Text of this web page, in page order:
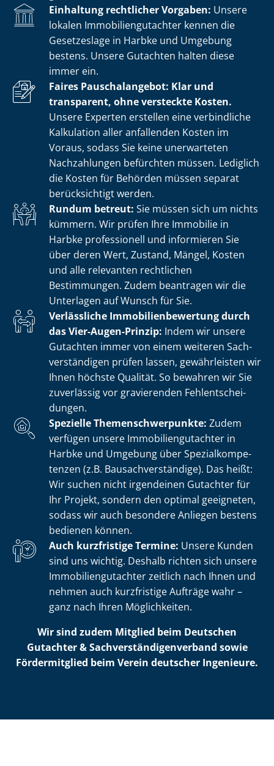
Einhaltung rechtlicher Vorgaben: Unsere
lokalen Im­mo­bi­li­en­gut­ach­ter kennen die
Gesetzeslage in Harbke und Umgebung
bestens. Unsere Gutachten halten diese
immer ein.
Faires Pauschalangebot: Klar und
transparent, ohne versteckte Kosten.
Unsere Experten erstellen eine verbindliche
Kalkulation aller anfallenden Kosten im
Voraus, sodass Sie keine unerwarteten
Nachzahlungen befürchten müssen. Lediglich
die Kosten für Behörden müssen separat
berücksichtigt werden.
Rundum betreut: Sie müssen sich um nichts
kümmern. Wir prüfen Ihre Immobilie in
Harbke professionell und informieren Sie
über deren Wert, Zustand, Mängel, Kosten
und alle relevanten rechtlichen
Bestimmungen. Zudem beantragen wir die
Unterlagen auf Wunsch für Sie.
Verlässliche Im­mo­bi­li­en­be­wer­tung durch
das Vier-Augen-Prinzip: Indem wir unsere
Gutachten immer von einem weiteren Sach­
ver­stän­di­gen prüfen lassen, gewährleisten wir
Ihnen höchste Qualität. So bewahren wir Sie
zuverlässig vor gravierenden Fehl­ent­schei­
dun­gen.
Spezielle The­men­schwer­punk­te: Zudem
verfügen unsere Im­mo­bi­li­en­gut­ach­ter in
Harbke und Umgebung über Spe­zi­al­kom­pe­
ten­zen (z.B. Bau­sach­ver­stän­di­ge). Das heißt:
Wir suchen nicht irgendeinen Gutachter für
Ihr Projekt, sondern den optimal geeigneten,
sodass wir auch besondere Anliegen bestens
bedienen können.
Auch kurzfristige Termine: Unsere Kunden
sind uns wichtig. Deshalb richten sich unsere
Im­mo­bi­li­en­gut­ach­ter zeitlich nach Ihnen und
nehmen auch kurzfristige Aufträge wahr –
ganz nach Ihren Möglichkeiten.
Wir sind zudem Mitglied beim Deutschen
Gutachter & Sach­ver­stän­di­gen­ver­band sowie
Fördermitglied beim Verein deutscher Ingenieure.